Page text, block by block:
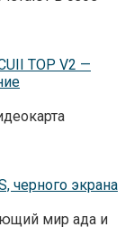
TOP V2 —
черного экрана
мир ада и